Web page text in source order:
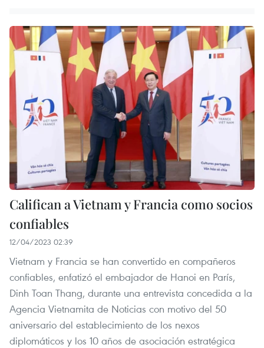
Califican a Vietnam y Francia como socios
confiables
12/04/2023 02:39
Vietnam y Francia se han convertido en compañeros
confiables, enfatizó el embajador de Hanoi en París,
Dinh Toan Thang, durante una entrevista concedida a la
Agencia Vietnamita de Noticias con motivo del 50
aniversario del establecimiento de los nexos
diplomáticos y los 10 años de asociación estratégica